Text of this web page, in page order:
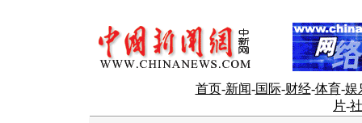
首页-新闻-国际-财经-体育-娱
片-